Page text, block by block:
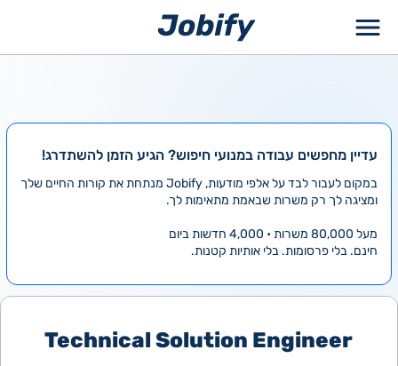
עדיין מחפשים עבודה במנועי חיפוש? הגיע הזמן להשתדרג!
במקום לעבור לבד על אלפי מודעות, Jobify מנתחת את קורות החיים שלך
ומציגה לך רק משרות שבאמת מתאימות לך.
מעל 80,000 משרות • 4,000 חדשות ביום
חינם. בלי פרסומות. בלי אותיות קטנות.
Technical Solution Engineer